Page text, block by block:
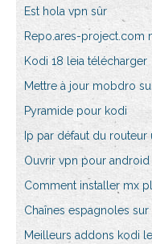
Est hola vpn sûr
Repo.ares-project.com
Kodi 18 leia télécharger
Mettre à jour mobdro
Pyramide pour kodi
Ip par défaut du routeur
Ouvrir vpn pour android
Comment installer mx
Chaînes espagnoles sur
Meilleurs addons kodi